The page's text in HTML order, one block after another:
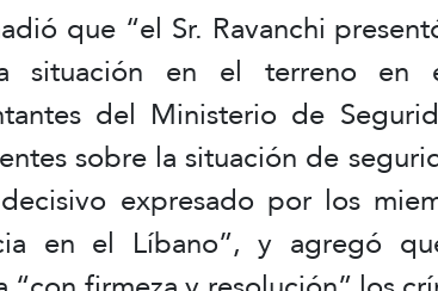
que “el Sr. Ravanchi
situación en el terreno en
del Ministerio de
sobre la situación de
expresado por los
en el Líbano”, y agregó